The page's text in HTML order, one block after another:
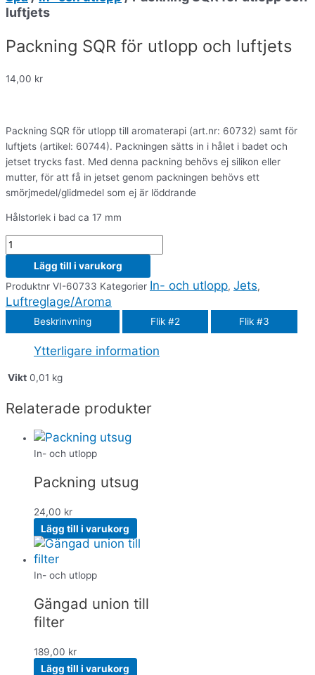
luftjets
Packning SQR för utlopp och luftjets
14,00 kr
Packning SQR för utlopp till aromaterapi (art.nr: 60732) samt för
luftjets (artikel: 60744). Packningen sätts in i hålet i badet och
jetset trycks fast. Med denna packning behövs ej silikon eller
mutter, för att få in jetset genom packningen behövs ett
smörjmedel/glidmedel som ej är löddrande
Hålstorlek i bad ca 17 mm
Lägg till i varukorg
Produktnr VI-60733 Kategorier In- och utlopp, Jets,
Luftreglage/Aroma
Beskrinvning Flik #2 Flik #3
Ytterligare information
Vikt 0,01 kg
Relaterade produkter
In- och utlopp
Packning utsug
24,00 kr
Lägg till i varukorg
In- och utlopp
Gängad union till
filter
189,00 kr
Lägg till i varukorg